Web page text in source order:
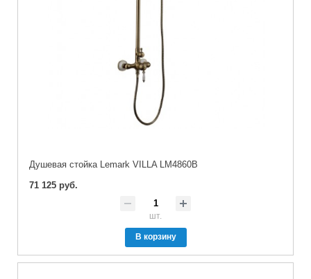
Душевая стойка Lemark VILLA LM4860B
71 125 руб.
шт.
В корзину